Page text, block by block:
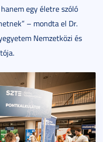
egy életre szóló
– mondta el Dr.
Nemzetközi és